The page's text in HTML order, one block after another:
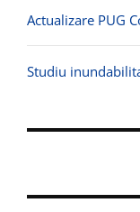
Actualizare PUG
Studiu